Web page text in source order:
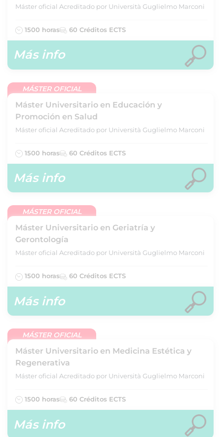
Máster oficial Acreditado por Università Guglielmo Marconi
1500 horas 60 Créditos ECTS
Más info
MÁSTER OFICIAL
Máster Universitario en Educación y
Promoción en Salud
Máster oficial Acreditado por Università Guglielmo Marconi
1500 horas 60 Créditos ECTS
Más info
MÁSTER OFICIAL
Máster Universitario en Geriatría y
Gerontología
Máster oficial Acreditado por Università Guglielmo Marconi
1500 horas 60 Créditos ECTS
Más info
MÁSTER OFICIAL
Máster Universitario en Medicina Estética y
Regenerativa
Máster oficial Acreditado por Università Guglielmo Marconi
1500 horas 60 Créditos ECTS
Más info